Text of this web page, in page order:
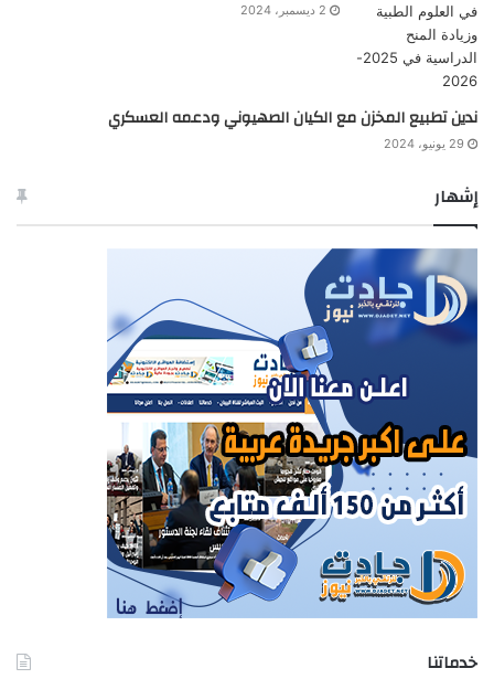
2 ديسمبر، 2024
ندين تطبيع المخزن مع الكيان الصهيوني ودعمه العسكري
29 يونيو، 2024
إشهار
خدماتنا